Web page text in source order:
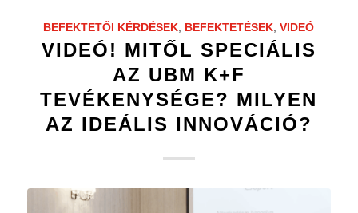
BEFEKTETŐI KÉRDÉSEK, BEFEKTETÉSEK,VIDEÓ
VIDEÓ! MITŐL SPECIÁLIS
AZ UBM K+F
TEVÉKENYSÉGE? MILYEN
AZ IDEÁLIS INNOVÁCIÓ?